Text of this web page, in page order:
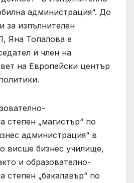
администрация“. До
за изпълнителен
Яна Топалова е
и член на
на Европейски център
степен „магистър“ по
администрация“ в
висше бизнес училище,
и образователно-
степен „бакалавър“ по